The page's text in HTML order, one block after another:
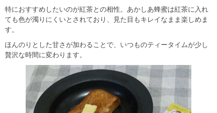
特におすすめしたいのが紅茶との相性。あかしあ蜂蜜は紅茶に入れ
ても色が濁りにくいとされており、見た目もキレイなまま楽しめま
す。
ほんのりとした甘さが加わることで、いつものティータイムが少し
贅沢な時間に変わります。